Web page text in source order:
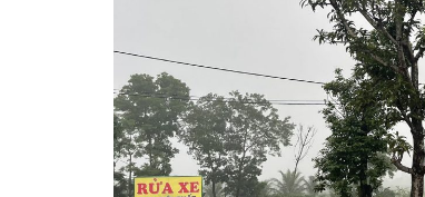
nhà khách
HÀ NỘI
vườn trên
1000 CÔNG
Biệt thự